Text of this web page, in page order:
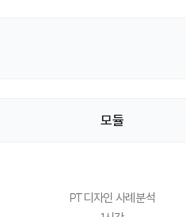
모듈
PT디자인 사례분석